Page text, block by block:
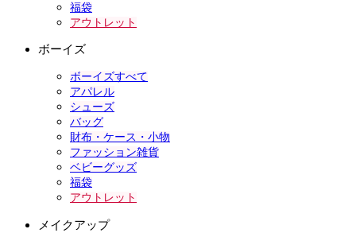
福袋
アウトレット
ボーイズ
ボーイズすべて
アパレル
シューズ
バッグ
財布・ケース・小物
ファッション雑貨
ベビーグッズ
福袋
アウトレット
メイクアップ